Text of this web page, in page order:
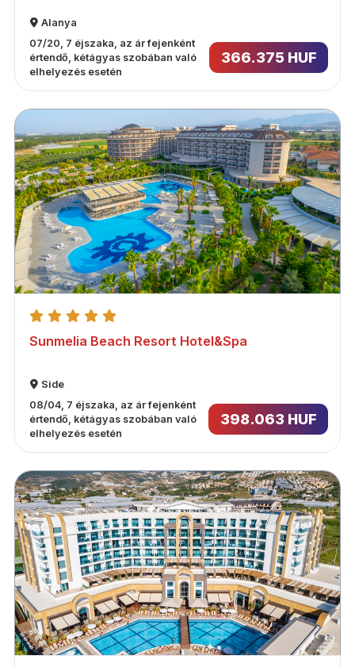
Alanya
07/20, 7 éjszaka, az ár fejenként
értendő, kétágyas szobában való
elhelyezés esetén
366.375 HUF
Sunmelia Beach Resort Hotel&Spa
Side
08/04, 7 éjszaka, az ár fejenként
értendő, kétágyas szobában való
elhelyezés esetén
398.063 HUF